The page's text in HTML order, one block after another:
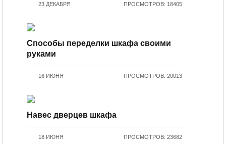
23 ДЕКАБРЯ ПРОСМОТРОВ: 18405
Способы переделки шкафа своими
руками
16 ИЮНЯ ПРОСМОТРОВ: 20013
Навес дверцев шкафа
18 ИЮНЯ ПРОСМОТРОВ: 23682